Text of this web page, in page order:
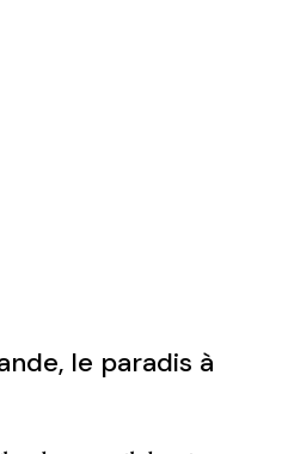
le paradis à